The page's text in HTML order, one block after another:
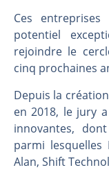
Ces
potentiel
rejoindre le
cinq prochaines
Depuis la
en 2018, le jury
innovantes,
parmi lesquelles
Alan, Shift